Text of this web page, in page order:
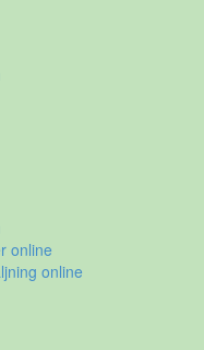
online
online